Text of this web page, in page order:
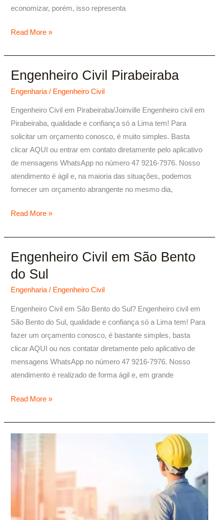
economizar, porém, isso representa
Read More »
Engenheiro Civil Pirabeiraba
Engenharia / Engenheiro Civil
Engenheiro Civil em Pirabeiraba/Joinville Engenheiro civil em
Pirabeiraba, qualidade e confiança só a Lima tem! Para
solicitar um orçamento conosco, é muito simples. Basta
clicar AQUI ou entrar em contato diretamente pelo aplicativo
de mensagens WhatsApp no número 47 9216-7976. Nosso
atendimento é ágil e, na maioria das situações, podemos
fornecer um orçamento abrangente no mesmo dia,
Engenheiro
Read More »
Engenheiro Civil em São Bento
do Sul
Engenharia / Engenheiro Civil
Engenheiro Civil em São Bento do Sul? Engenheiro civil em
São Bento do Sul, qualidade e confiança só a Lima tem! Para
fazer um orçamento conosco, é bastante simples, basta
clicar AQUI ou nos contatar diretamente pelo aplicativo de
mensagens WhatsApp no número 47 9216-7976. Nosso
atendimento é realizado de forma ágil e, em grande
Engenheiro
Civil
em
São
Bento
do
Sul
Read More »
Engenheiro